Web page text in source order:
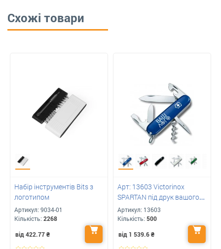
Схожі товари
Набір інструментів Bits з
логотипом
Артикул: 9034-01
Кількість: 2268
від 422.77₴
Арт: 13603 Victorinox
SPARTAN під друк вашого
логотипу
Артикул: 13603
Кількість: 500
від 1 539.6₴